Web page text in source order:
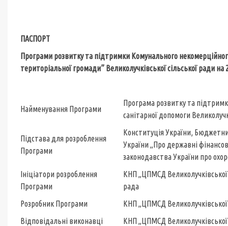
ПАСПОРТ
Програми розвитку та підтримки Комунального
територіальної громади” Великолучківської сільської ради на
Найменування Програми
Програма розвитку та
санітарної допомоги
Підстава для розроблення
Програми
Конституція України,
України „Про державні
законодавства України про
Ініціатори розроблення
Програми
КНП „ЦПМСД
рада
Розробник Програми
КНП „ЦПМСД
Відповідальні виконавці
КНП „ЦПМСД